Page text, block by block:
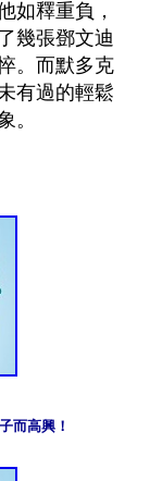
如釋重負，
幾張鄧文迪
。而默多克
有過的輕鬆
。
而高興！